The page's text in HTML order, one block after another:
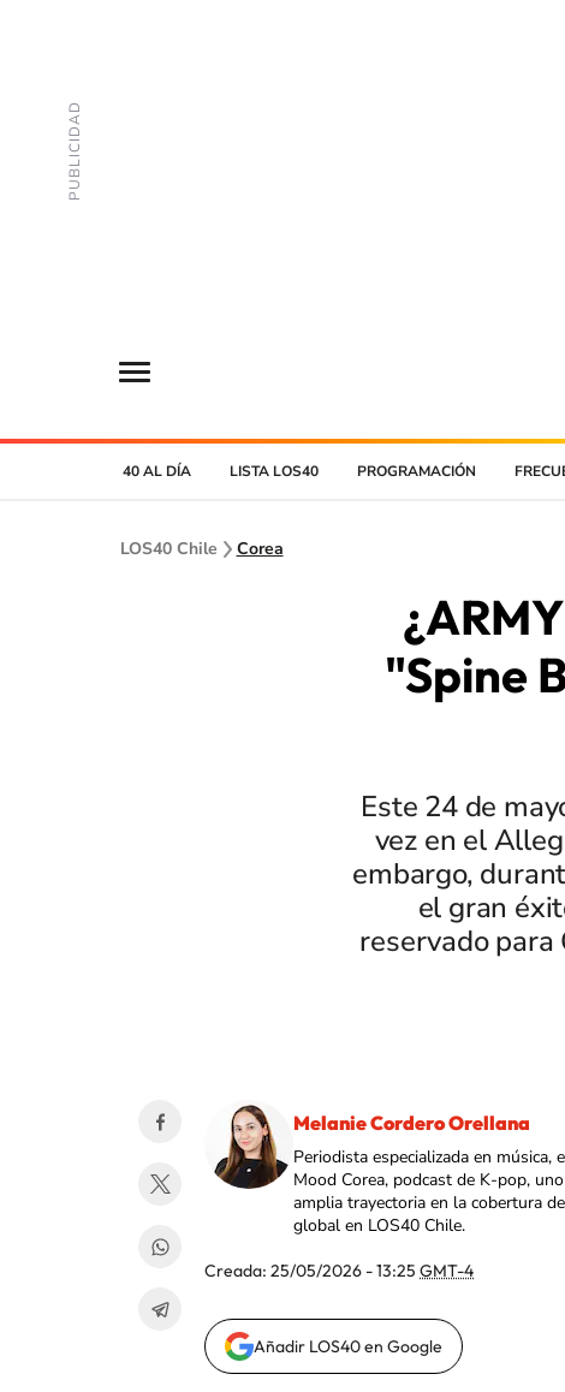
40 AL DÍA LISTA LOS40 PROGRAMACIÓN
LOS40 Chile Corea
"Spine
Este 24 de
vez en el
embargo,
el gran
reservado
Melanie Cordero Orellana
Periodista especializada en
Mood Corea, podcast de K-pop,
amplia trayectoria en la cobertura
global en LOS40 Chile.
Creada: 25/05/2026 - 13:25 GMT-4
Añadir LOS40 en Google